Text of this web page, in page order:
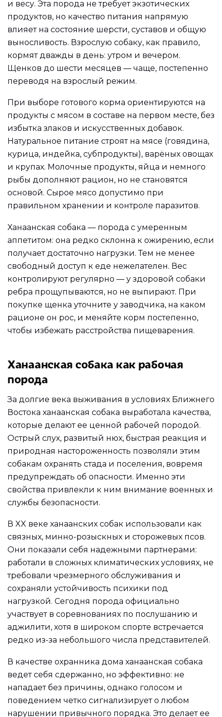
и весу. Эта порода не требует экзотических
продуктов, но качество питания напрямую
влияет на состояние шерсти, суставов и общую
выносливость. Взрослую собаку, как правило,
кормят дважды в день: утром и вечером.
Щенков до шести месяцев — чаще, постепенно
переводя на взрослый режим.
При выборе готового корма ориентируются на
продукты с мясом в составе на первом месте, без
избытка злаков и искусственных добавок.
Натуральное питание строят на мясе (говядина,
курица, индейка, субпродукты), варёных овощах
и крупах. Молочные продукты, яйца и немного
рыбы дополняют рацион, но не становятся
основой. Сырое мясо допустимо при
правильном хранении и контроле паразитов.
Ханаанская собака — порода с умеренным
аппетитом: она редко склонна к ожирению, если
получает достаточно нагрузки. Тем не менее
свободный доступ к еде нежелателен. Вес
контролируют регулярно — у здоровой собаки
ребра прощупываются, но не выпирают. При
покупке щенка уточните у заводчика, на каком
рационе он рос, и меняйте корм постепенно,
чтобы избежать расстройства пищеварения.
Ханаанская собака как рабочая
порода
За долгие века выживания в условиях Ближнего
Востока ханаанская собака выработала качества,
которые делают ее ценной рабочей породой.
Острый слух, развитый нюх, быстрая реакция и
природная настороженность позволяли этим
собакам охранять стада и поселения, вовремя
предупреждать об опасности. Именно эти
свойства привлекли к ним внимание военных и
службы безопасности.
В XX веке ханаанских собак использовали как
связных, минно-розыскных и сторожевых псов.
Они показали себя надежными партнерами:
работали в сложных климатических условиях, не
требовали чрезмерного обслуживания и
сохраняли устойчивость психики под
нагрузкой. Сегодня порода официально
участвует в соревнованиях по послушанию и
аджилити, хотя в широком спорте встречается
редко из-за небольшого числа представителей.
В качестве охранника дома ханаанская собака
ведет себя сдержанно, но эффективно: не
нападает без причины, однако голосом и
поведением четко сигнализирует о любом
нарушении привычного порядка. Это делает ее